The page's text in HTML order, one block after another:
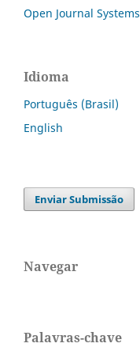
Open Journal Systems
Idioma
Português (Brasil)
English
Enviar Submissão
Navegar
Palavras-chave